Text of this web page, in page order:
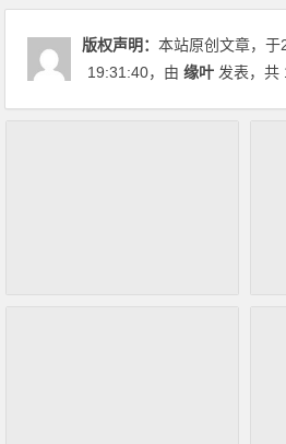
版权声明：本站原创文章，于
19:31:40，由缘叶 发表，共